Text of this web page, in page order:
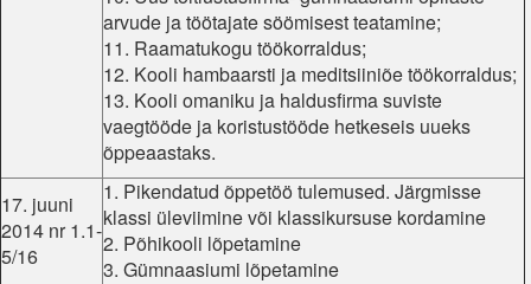
arvude ja töötajate söömisest teatamine;
11. Raamatukogu töökorraldus;
12. Kooli hambaarsti ja meditsiiniõe töökorraldus;
13. Kooli omaniku ja haldusfirma suviste
vaegtööde ja koristustööde hetkeseis uueks
õppeaastaks.
17. juuni
2014 nr 1.1-
5/16
1. Pikendatud õppetöö tulemused. Järgmisse
klassi üleviimine või klassikursuse kordamine
2. Põhikooli lõpetamine
3. Gümnaasiumi lõpetamine